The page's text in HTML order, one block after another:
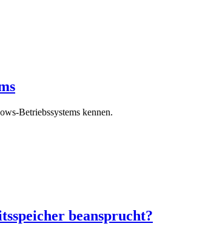
Betriebssystems kennen.
beansprucht?